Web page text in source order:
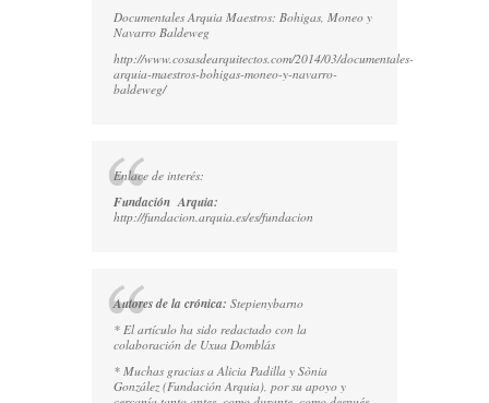
Documentales Arquia Maestros: Bohigas, Moneo y
Navarro Baldeweg
http://www.cosasdearquitectos.com/2014/03/documentales-
arquia-maestros-bohigas-moneo-y-navarro-
baldeweg/
Enlace de interés:
Fundación Arquia:
http://fundacion.arquia.es/es/fundacion
Autores de la crónica: Stepienybarno
* El artículo ha sido redactado con la
colaboración de Uxua Domblás
* Muchas gracias a Alicia Padilla y Sònia
González (Fundación Arquia), por su apoyo y